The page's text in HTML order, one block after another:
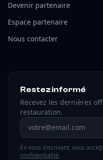
Devenir partenaire
Espace partenaire
Nous contacter
Restez informé
Recevez les dernières
restauration.
Adresse email
En vous inscrivant, vous
confidentialité.